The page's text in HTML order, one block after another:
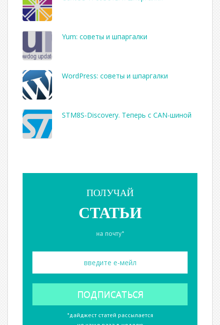
Yum: советы и шпаргалки
WordPress: советы и шпаргалки
STM8S-Discovery. Теперь с CAN-шиной
ПОЛУЧАЙ
СТАТЬИ
на почту*
*дайджест статей рассылается